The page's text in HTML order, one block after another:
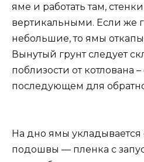
яме и работать там,
вертикальными. Если же
небольшие, то ямы
Вынутый грунт следует
поблизости от котлована
последующем для
На дно ямы укладывается
подошвы — пленка с